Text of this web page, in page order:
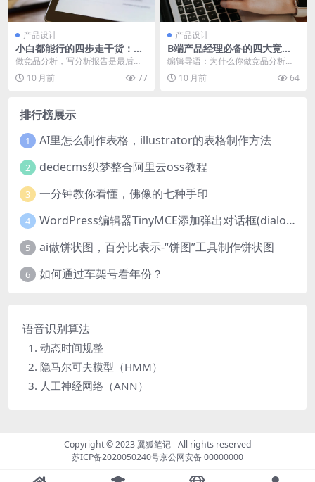
产品设计
小白都能行的四步走干货：B
端产品竞品分析
做竞品分析，写分析报告是最后一
步。而且与C端不同的是，B端的竞
品选择、方法都有不...
10 月前 77
产品设计
B端产品经理必备的四大竞品
分析能力
编辑导语：为什么你做竞品分析，
卖力却不讨好？入行做产品的你，
必然需要做竞品分析，...
10 月前 64
排行榜展示
1 AI里怎么制作表格，illustrator的表格制作方法
2 dedecms织梦整合阿里云oss教程
3 一分钟教你看懂，佛像的七种手印
4 WordPress编辑器TinyMCE添加弹出对话框(dialog)按钮的方法
5 ai做饼状图，百分比表示-“饼图”工具制作饼状图
6 如何通过车架号看年份？
语音识别算法
1. 动态时间规整
2. 隐马尔可夫模型（HMM）
3. 人工神经网络（ANN）
Copyright © 2023翼狐笔记- All rights reserved
苏ICP备2020050240号京公网安备 00000000